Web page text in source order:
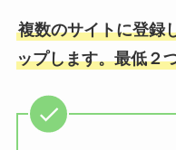
複数のサイトに登録
ップします。最低２